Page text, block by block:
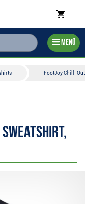
Menü
FootJoy Chill-
Sweatshirt,